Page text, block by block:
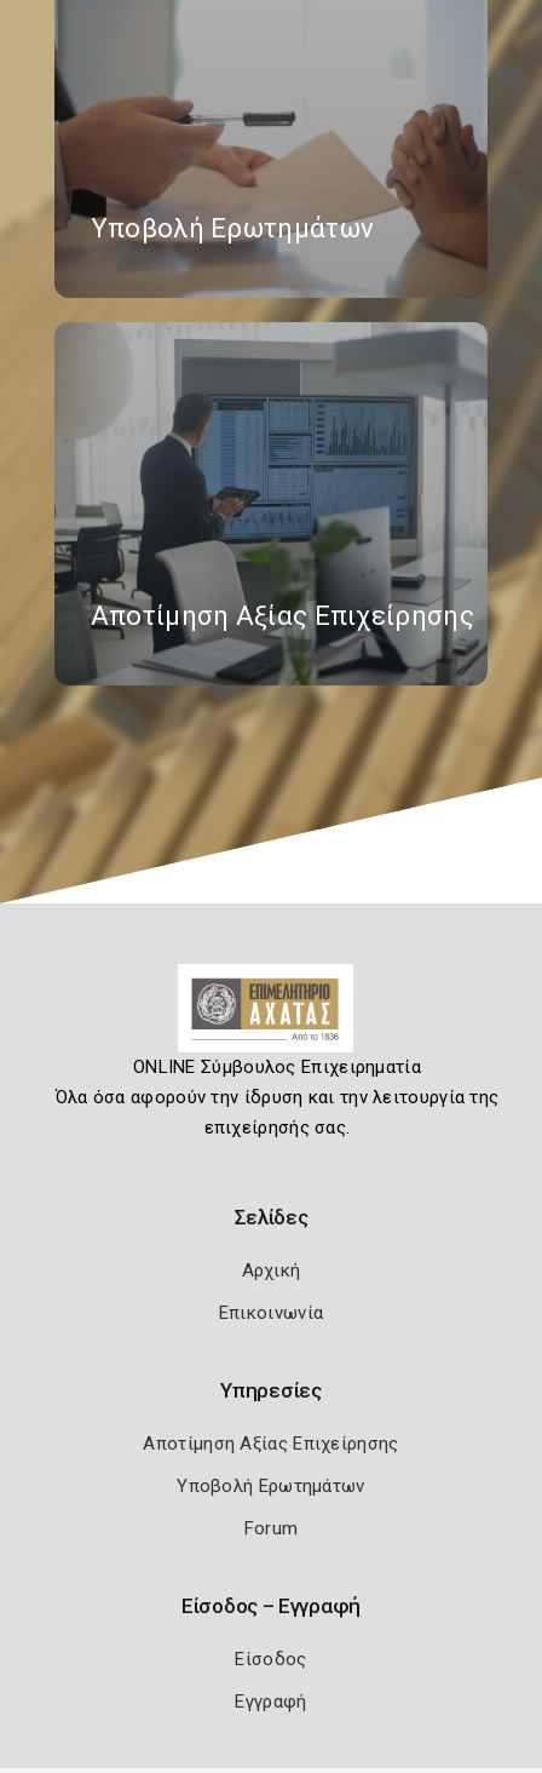
Υποβολή Ερωτημάτων
Αποτίμηση Αξίας Επιχείρησης
ONLINE Σύμβουλος Επιχειρηματία
Όλα όσα αφορούν την ίδρυση και την λειτουργία της
επιχείρησής σας.
Σελίδες
Αρχική
Επικοινωνία
Υπηρεσίες
Αποτίμηση Αξίας Επιχείρησης
Υποβολή Ερωτημάτων
Forum
Είσοδος – Εγγραφή
Είσοδος
Εγγραφή